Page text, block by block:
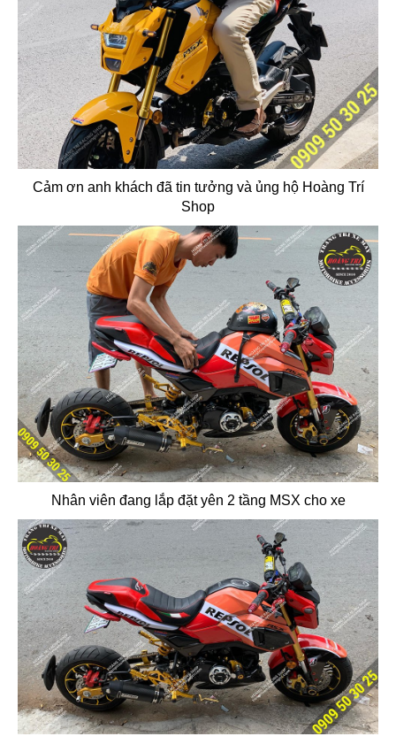
Cảm ơn anh khách đã tin tưởng và ủng hộ Hoàng Trí
Shop
Nhân viên đang lắp đặt yên 2 tầng MSX cho xe